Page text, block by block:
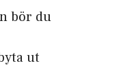
bör du
ut